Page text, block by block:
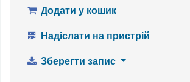
Додати у кошик
Надіслати на пристрій
Зберегти запис